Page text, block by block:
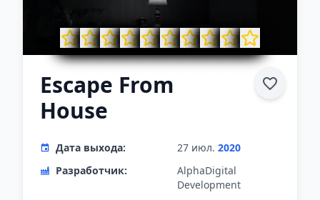
Escape From
House
Дата выхода: 27 июл. 2020
Разработчик:
AlphaDigital
Development